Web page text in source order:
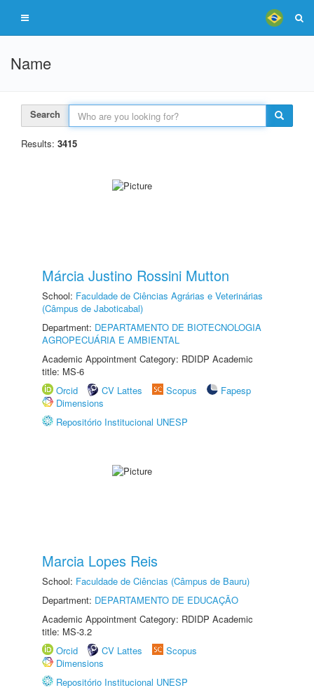
Name
Search
Results: 3415
Márcia Justino Rossini Mutton
School: Faculdade de Ciências Agrárias e Veterinárias
(Câmpus de Jaboticabal)
Department: DEPARTAMENTO DE BIOTECNOLOGIA
AGROPECUÁRIA E AMBIENTAL
Academic Appointment Category: RDIDP Academic
title: MS-6
Orcid
CV Lattes Scopus
Fapesp
Dimensions
Repositório Institucional UNESP
Marcia Lopes Reis
School: Faculdade de Ciências (Câmpus de Bauru)
Department: DEPARTAMENTO DE EDUCAÇÃO
Academic Appointment Category: RDIDP Academic
title: MS-3.2
Orcid
CV Lattes
Scopus
Dimensions
Repositório Institucional UNESP